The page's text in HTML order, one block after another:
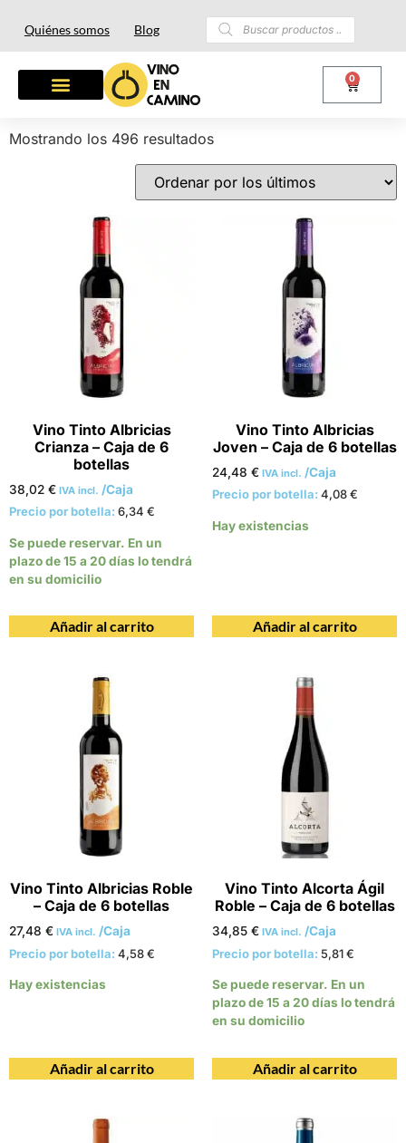
Quiénes somos Blog
0
Mostrando los 496 resultados
Vino Tinto Albricias
Crianza – Caja de 6
botellas
38,02 € IVA incl. /Caja
Precio por botella: 6,34 €
Se puede reservar. En un
plazo de 15 a 20 días lo tendrá
en su domicilio
Añadir al carrito
Vino Tinto Albricias
Joven – Caja de 6 botellas
24,48 € IVA incl. /Caja
Precio por botella: 4,08€
Hay existencias
Añadir al carrito
Vino Tinto Albricias Roble
– Caja de 6 botellas
27,48 € IVA incl. /Caja
Precio por botella: 4,58€
Hay existencias
Añadir al carrito
Vino Tinto Alcorta Ágil
Roble – Caja de 6 botellas
34,85 € IVA incl. /Caja
Precio por botella: 5,81€
Se puede reservar. En un
plazo de 15 a 20 días lo tendrá
en su domicilio
Añadir al carrito